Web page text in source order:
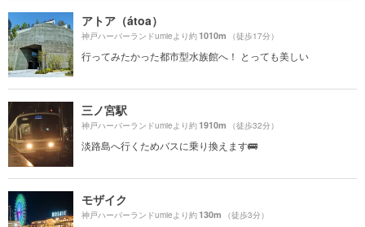
アトア（átoa）
神戸ハーバーランドumieより約1010m （徒歩17分）
行ってみたかった都市型水族館へ！ とっても美しい
三ノ宮駅
神戸ハーバーランドumieより約1910m （徒歩32分）
淡路島へ行くためバスに乗り換えます🚌
モザイク
神戸ハーバーランドumieより約130m （徒歩3分）